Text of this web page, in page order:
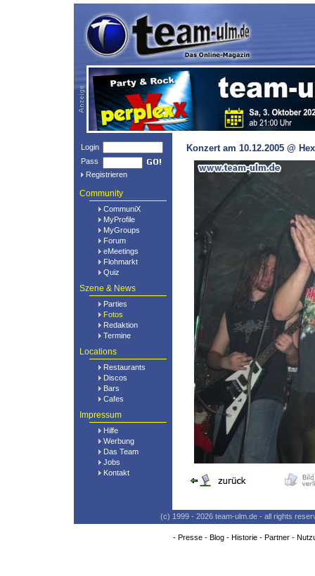
Login
Pass
Registrieren
Community
CommuniX
MyProfile
MyGroups
Forum
eMeetings
Flohmarkt
Quiz
Szene & News
Parties
Fotos
Redaktion
Termine
Locations
Restaurants
Discos
Bars
Cafes
Impressum
Hilfe
Werbung
Das Team
Jobs
Kontakt
Konzert am 10.12.2005 @
(c) 1999 - 2026 team-ulm.de - all rights
- Presse- Blog- Historie- Partner-